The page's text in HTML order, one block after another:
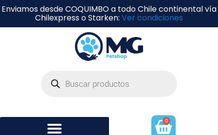
Enviamos desde COQUIMBO a todo Chile continental vía
Chilexpress o Starken: Ver condiciones
0